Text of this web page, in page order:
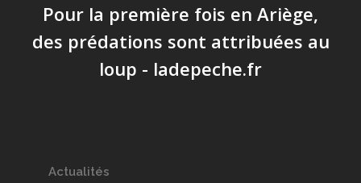
Pour la première fois en Ariège,
des prédations sont attribuées au
loup - ladepeche.fr
Actualités